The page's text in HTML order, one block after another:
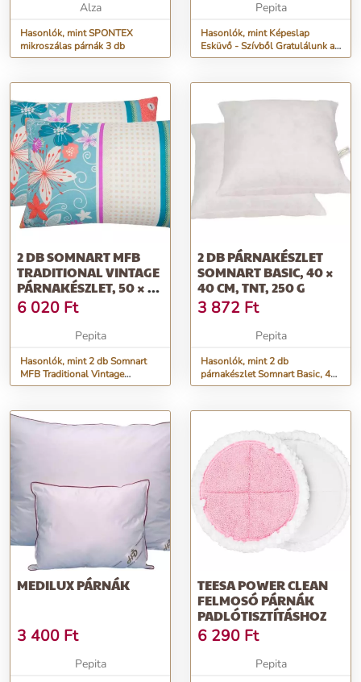
Alza
Hasonlók, mint SPONTEX
mikroszálas párnák 3 db
Pepita
Hasonlók, mint Képeslap
Esküvő - Szívből Gratulálunk az
Ifjú Párnak!
2 DB SOMNART MFB
TRADITIONAL VINTAGE
PÁRNAKÉSZLET, 50 × 70
CM
6 020 Ft
Pepita
Hasonlók, mint 2 db Somnart
MFB Traditional Vintage
párnakészlet, 50 × 70 cm
2 DB PÁRNAKÉSZLET
SOMNART BASIC, 40 ×
40 CM, TNT, 250 G
3 872 Ft
Pepita
Hasonlók, mint 2 db
párnakészlet Somnart Basic, 40
× 40 cm, TNT, 250 g
MEDILUX PÁRNÁK
3 400 Ft
Pepita
TEESA POWER CLEAN
FELMOSÓ PÁRNÁK
PADLÓTISZTÍTÁSHOZ
6 290 Ft
Pepita